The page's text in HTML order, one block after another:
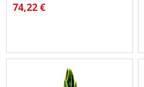
55cm
74,22 €